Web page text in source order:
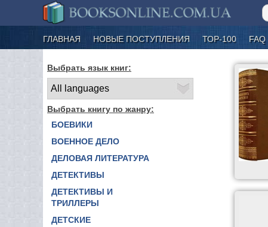
ГЛАВНАЯ НОВЫЕ ПОСТУПЛЕНИЯ ТОР-100 FAQ
Выбрать язык книг:
Выбрать книгу по жанру:
БОЕВИКИ
ВОЕННОЕ ДЕЛО
ДЕЛОВАЯ ЛИТЕРАТУРА
ДЕТЕКТИВЫ
ДЕТЕКТИВЫ И
ТРИЛЛЕРЫ
ДЕТСКИЕ